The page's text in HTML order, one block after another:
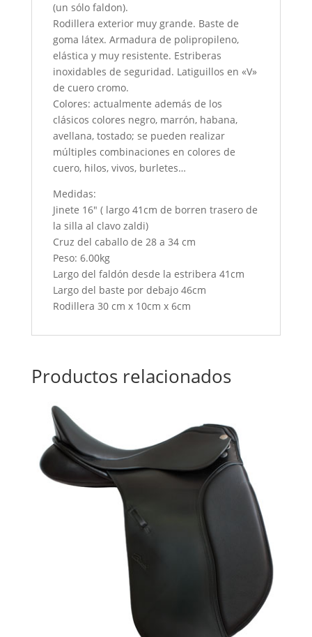
(un sólo faldon).
Rodillera exterior muy grande. Baste de
goma látex. Armadura de polipropileno,
elástica y muy resistente. Estriberas
inoxidables de seguridad. Latiguillos en «V»
de cuero cromo.
Colores: actualmente además de los
clásicos colores negro, marrón, habana,
avellana, tostado; se pueden realizar
múltiples combinaciones en colores de
cuero, hilos, vivos, burletes…
Medidas:
Jinete 16″ ( largo 41cm de borren trasero de
la silla al clavo zaldi)
Cruz del caballo de 28 a 34 cm
Peso: 6.00kg
Largo del faldón desde la estribera 41cm
Largo del baste por debajo 46cm
Rodillera 30 cm x 10cm x 6cm
Productos relacionados